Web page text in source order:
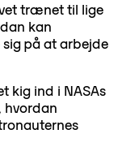
trænet til lige
kan
på at arbejde
kig ind i NASAs
hvordan